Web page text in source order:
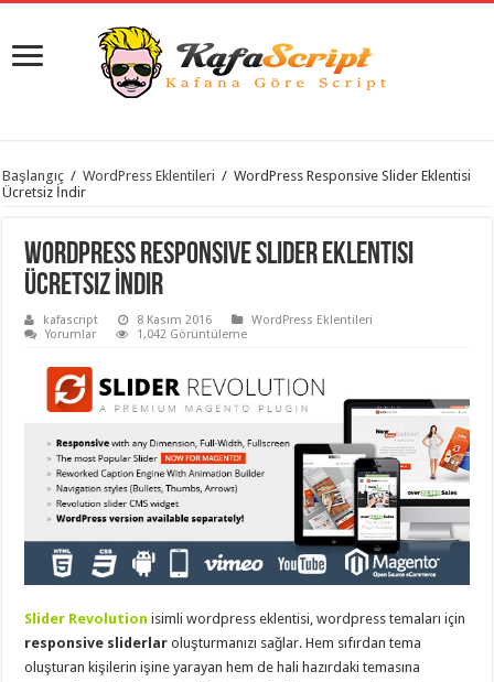
istanbul
organizasyon
taşımacılık,
gaziantep
organizasyon,
gaziantep
taşımacılık,
taşımacılık,
gaziantep
taşımacılık,
taşımacılık,
gaziantep
evden
taşımacılık,
gaziantep
taşımacılık,
gaziantep
evden
Başlangıç / WordPress Eklentileri / WordPress Responsive Slider Eklentisi
Ücretsiz İndir
WordPress Responsive Slider Eklentisi
Ücretsiz İndir
kafascript 8 Kasım 2016
WordPress Eklentileri
Yorumlar
1,042 Görüntüleme
Slider Revolution isimli wordpress eklentisi, wordpress temaları için
responsive sliderlar oluşturmanızı sağlar. Hem sıfırdan tema
oluşturan kişilerin işine yarayan hem de hali hazırdaki temasına